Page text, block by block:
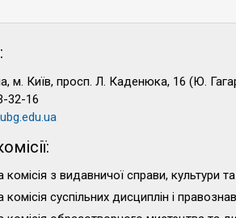
м. Київ, просп. Л. Каденюка, 16 (Ю.
32-16
з видавничої справи, культури та
суспільних дисциплін і